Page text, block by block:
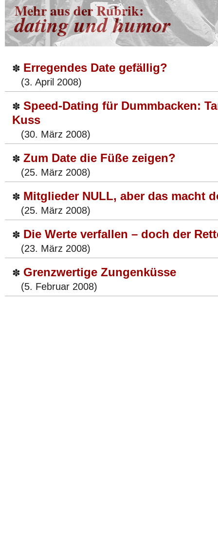
Mehr aus der Rubrik:
dating und humor
✽ Erregendes Date gefällig?
(3. April 2008)
✽ Speed-Dating für Dummbacken:
Kuss
(30. März 2008)
✽ Zum Date die Füße zeigen?
(25. März 2008)
✽ Mitglieder NULL, aber das macht
(25. März 2008)
✽ Die Werte verfallen – doch der
(23. März 2008)
✽ Grenzwertige Zungenküsse
(5. Februar 2008)